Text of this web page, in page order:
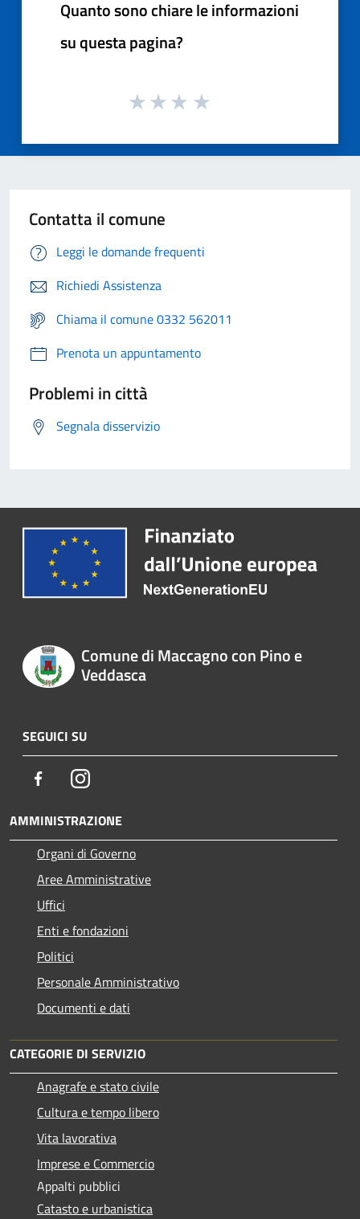
Quanto sono chiare le informazioni
su questa pagina?
Contatta il comune
Leggi le domande frequenti
Richiedi Assistenza
Chiama il comune 0332 562011
Prenota un appuntamento
Problemi in città
Segnala disservizio
Comune di Maccagno con Pino e
Veddasca
SEGUICI SU
FacebookInstagram
AMMINISTRAZIONE
Organi di Governo
Aree Amministrative
Uffici
Enti e fondazioni
Politici
Personale Amministrativo
Documenti e dati
CATEGORIE DI SERVIZIO
Anagrafe e stato civile
Cultura e tempo libero
Vita lavorativa
Imprese e Commercio
Appalti pubblici
Catasto e urbanistica